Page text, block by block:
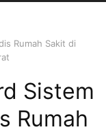
Rumah Sakit di
Sistem
Rumah